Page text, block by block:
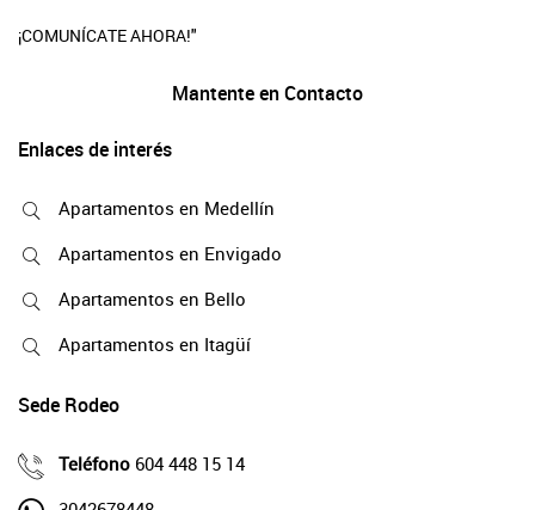
¡COMUNÍCATE AHORA!"
Mantente en Contacto
Enlaces de interés
Apartamentos en Medellín
Apartamentos en Envigado
Apartamentos en Bello
Apartamentos en Itagüí
Sede Rodeo
Teléfono 604 448 15 14